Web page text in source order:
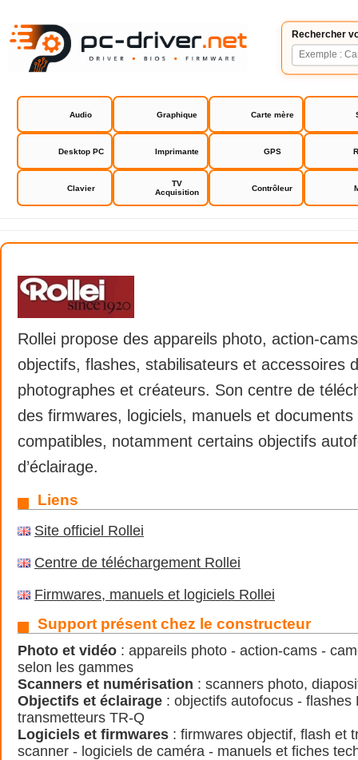
Rechercher
Audio Graphique Carte mère
Desktop PC Imprimante GPS
Clavier
TV
Acquisition
Contrôleur
Rollei
Rollei propose des appareils photo, action-
objectifs, flashes, stabilisateurs et accessoires
photographes et créateurs. Son centre de
des firmwares, logiciels, manuels et
compatibles, notamment certains objectifs
d’éclairage.
Liens
Site officiel Rollei
Centre de téléchargement Rollei
Firmwares, manuels et logiciels Rollei
Support présent chez le constructeur
Photo et vidéo : appareils photo - action-cams -
selon les gammes
Scanners et numérisation : scanners photo,
Objectifs et éclairage : objectifs autofocus - flashes
transmetteurs TR-Q
Logiciels et firmwares : firmwares objectif, flash et
scanner - logiciels de caméra - manuels et fiches